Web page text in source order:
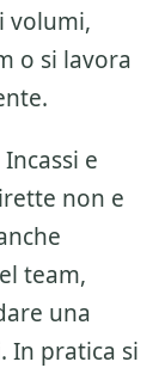
volumi,
o si lavora
Incassi e
non e
team,
una
In pratica si